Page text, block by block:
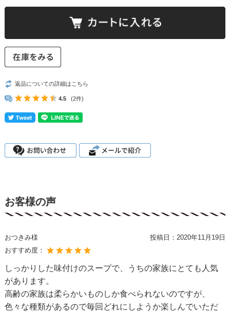
返品についての詳細はこちら
4.5 (2件)
お客様の声
おつきみ様 投稿日： 2020年11月19日
おすすめ度：
しっかりした味付けのスープで、うちの家族にとても人気
があります。
高齢の家族は柔らかいものしか食べられないのですが、
色々な種類があるので毎回どれにしようか楽しんでいただ